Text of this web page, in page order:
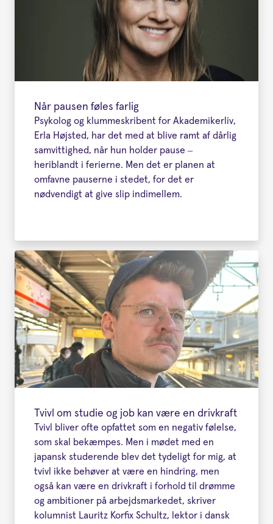
Når pausen føles farlig
Psykolog og klummeskribent for Akademikerliv,
Erla Højsted, har det med at blive ramt af dårlig
samvittighed, når hun holder pause –
heriblandt i ferierne. Men det er planen at
omfavne pauserne i stedet, for det er
nødvendigt at give slip indimellem.
Tvivl om studie og job kan være en drivkraft
Tvivl bliver ofte opfattet som en negativ følelse,
som skal bekæmpes. Men i mødet med en
japansk studerende blev det tydeligt for mig, at
tvivl ikke behøver at være en hindring, men
også kan være en drivkraft i forhold til drømme
og ambitioner på arbejdsmarkedet, skriver
kolumnist Lauritz Korfix Schultz, lektor i dansk